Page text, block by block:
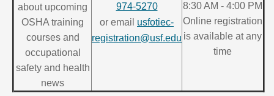
about upcoming
OSHA training
courses and
occupational
safety and health
news
974-5270
or email usfotiec-
registration@usf.edu
8:30 AM - 4:00 PM
Online registration
is available at any
time